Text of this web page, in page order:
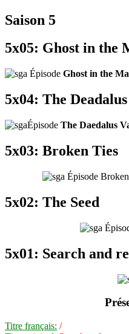
Saison 5
5x05: Ghost in the
Épisode Ghost in the
5x04: The
Épisode The Daedalus
5x03: Broken Ties
Épisode
5x02: The Seed
5x01: Search and
Titre français: /